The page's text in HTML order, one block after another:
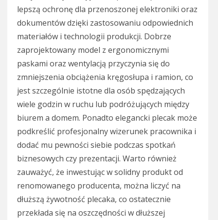
lepszą ochronę dla przenoszonej elektroniki oraz
dokumentów dzięki zastosowaniu odpowiednich
materiałów i technologii produkcji. Dobrze
zaprojektowany model z ergonomicznymi
paskami oraz wentylacją przyczynia się do
zmniejszenia obciążenia kręgosłupa i ramion, co
jest szczególnie istotne dla osób spędzających
wiele godzin w ruchu lub podróżujących między
biurem a domem. Ponadto elegancki plecak może
podkreślić profesjonalny wizerunek pracownika i
dodać mu pewności siebie podczas spotkań
biznesowych czy prezentacji. Warto również
zauważyć, że inwestując w solidny produkt od
renomowanego producenta, można liczyć na
dłuższą żywotność plecaka, co ostatecznie
przekłada się na oszczędności w dłuższej